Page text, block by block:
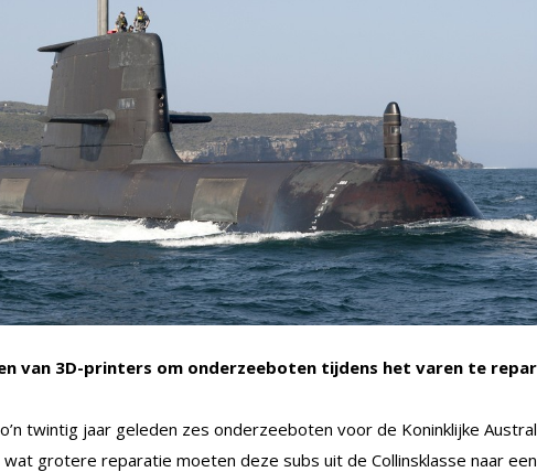
van 3D-printers om onderzeeboten tijdens het varen te
twintig jaar geleden zes onderzeeboten voor de Koninklijke
grotere reparatie moeten deze subs uit de Collinsklasse naar een